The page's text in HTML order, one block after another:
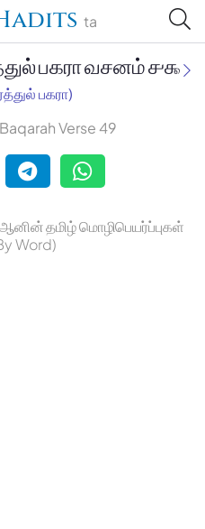
ta
பகரா வசனம் ௪௯
பகரா)
Verse 49
தமிழ் மொழிபெயர்ப்புகள்
Word)